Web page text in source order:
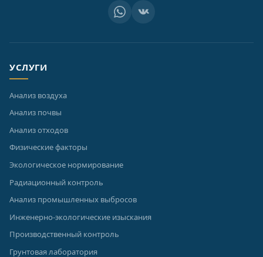
УСЛУГИ
Анализ воздуха
Анализ почвы
Анализ отходов
Физические факторы
Экологическое нормирование
Радиационный контроль
Анализ промышленных выбросов
Инженерно-экологические изыскания
Производственный контроль
Грунтовая лаборатория